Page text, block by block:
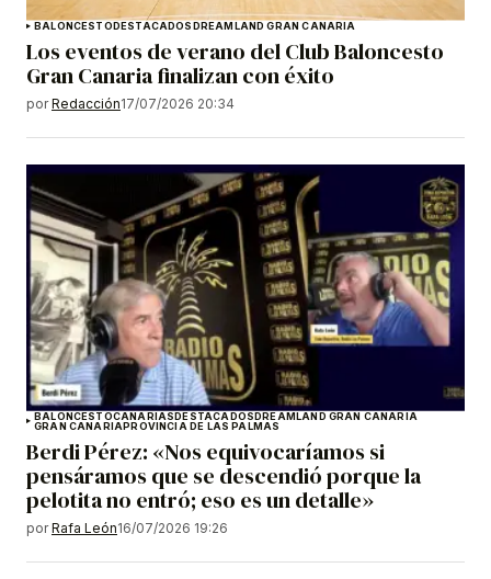
BALONCESTODESTACADOSDREAMLAND GRAN CANARIA
Los eventos de verano del Club Baloncesto
Gran Canaria finalizan con éxito
por Redacción17/07/2026 20:34
BALONCESTOCANARIASDESTACADOSDREAMLAND GRAN CANARIA
GRAN CANARIAPROVINCIA DE LAS PALMAS
Berdi Pérez: «Nos equivocaríamos si
pensáramos que se descendió porque la
pelotita no entró; eso es un detalle»
por Rafa León16/07/2026 19:26